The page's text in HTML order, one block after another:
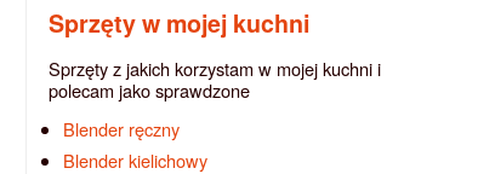
Sprzęty w mojej kuchni
Sprzęty z jakich korzystam w mojej kuchni i
polecam jako sprawdzone
Blender ręczny
Blender kielichowy